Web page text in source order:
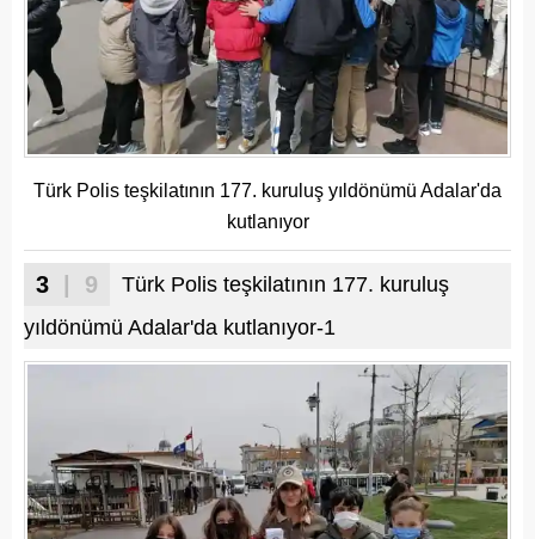
Türk Polis teşkilatının 177. kuruluş yıldönümü Adalar'da
kutlanıyor
3 | 9
Türk Polis teşkilatının 177. kuruluş
yıldönümü Adalar'da kutlanıyor-1